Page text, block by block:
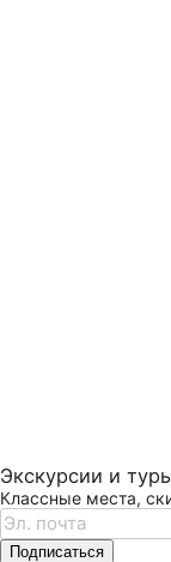
Экскурсии и
Классные места,
Подписаться